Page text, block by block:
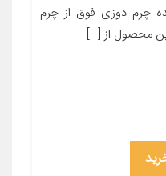
چرم دوزی فوق از چرم
محصول از […]